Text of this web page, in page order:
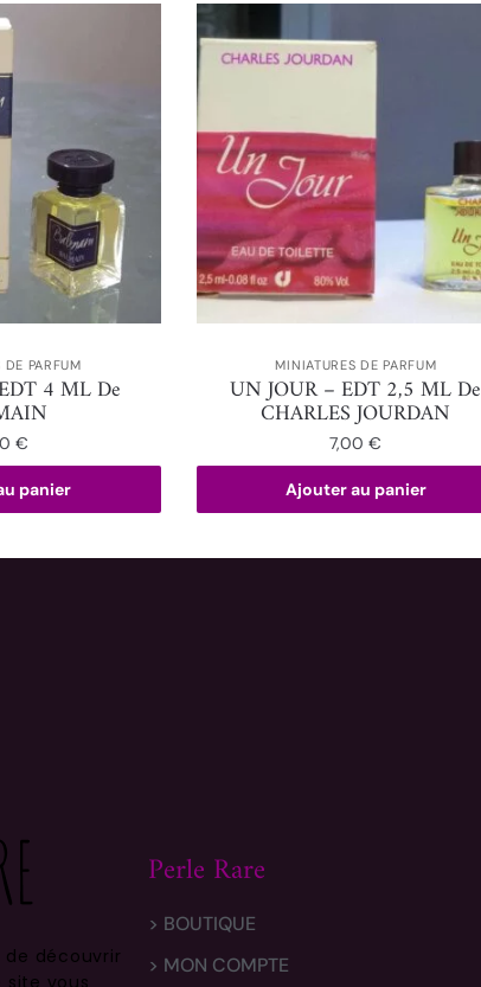
DE PARFUM
4 ML De
€
panier
MINIATURES DE PARFUM
UN JOUR – EDT 2,5 ML De
CHARLES JOURDAN
7,00€
Ajouter au panier
de découvrir
site vous
Perle Rare
> BOUTIQUE
> MON COMPTE